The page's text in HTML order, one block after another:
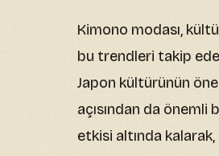
Kimono modası,
bu trendleri takip
Japon kültürünün
açısından da önemli
etkisi altında